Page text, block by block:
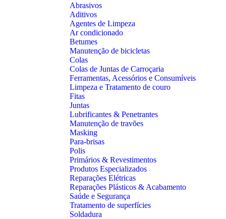
Abrasivos
Aditivos
Agentes de Limpeza
Ar condicionado
Betumes
Manutenção de bicicletas
Colas
Colas de Juntas de Carroçaria
Ferramentas, Acessórios e Consumíveis
Limpeza e Tratamento de couro
Fitas
Juntas
Lubrificantes & Penetrantes
Manutenção de travões
Masking
Para-brisas
Polis
Primários & Revestimentos
Produtos Especializados
Reparações Elétricas
Reparações Plásticos & Acabamento
Saúde e Segurança
Tratamento de superfícies
Soldadura